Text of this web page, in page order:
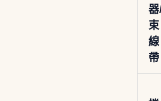
束
線
帶